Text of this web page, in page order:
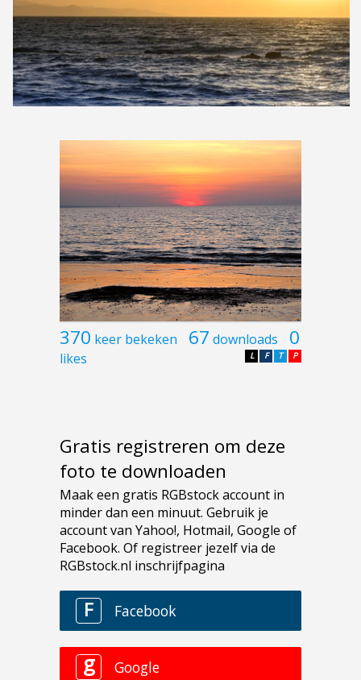
370 keer bekeken 67 downloads 0
likes P
T
F
L
Gratis registreren om deze
foto te downloaden